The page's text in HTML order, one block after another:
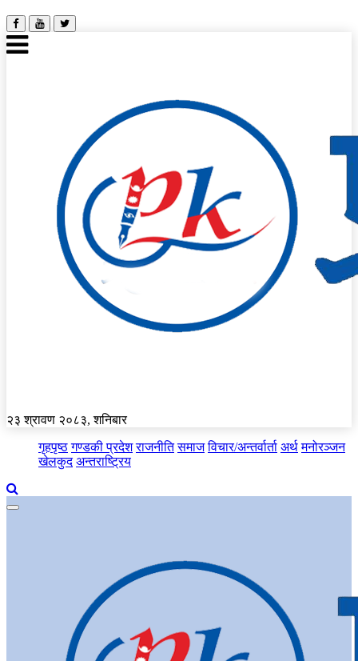
२३ श्रावण २०८३, शनिबार
गृहपृष्ठ गण्डकी प्रदेश राजनीति समाज विचार/अन्तर्वार्ता अर्थ मनोरञ्जन
खेलकुद अन्तराष्ट्रिय